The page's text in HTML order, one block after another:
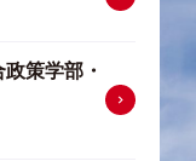
策学部・
詳細はこちら